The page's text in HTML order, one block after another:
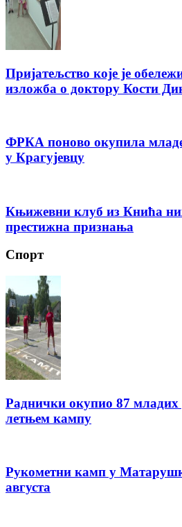
Пријатељство које је
изложба о доктору Кости
ФРКА поново окупила
у Крагујевцу
Књижевни клуб из Кнића
престижна признања
Спорт
Раднички окупио 87
летњем кампу
Рукометни камп у
августа